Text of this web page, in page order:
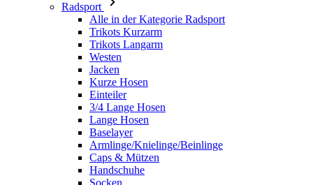
Radsport
Alle in der Kategorie Radsport
Trikots Kurzarm
Trikots Langarm
Westen
Jacken
Kurze Hosen
Einteiler
3/4 Lange Hosen
Lange Hosen
Baselayer
Armlinge/Knielinge/Beinlinge
Caps & Mützen
Handschuhe
Socken